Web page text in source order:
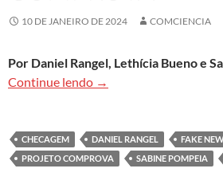
10 DE JANEIRO DE 2024 COMCIENCIA
Por Daniel Rangel, Lethícia Bueno e
Continue lendo
Sérgio Lüdtke aborda
→
CHECAGEM DANIEL RANGEL FAKE
PROJETO COMPROVA
SABINE POMPEIA